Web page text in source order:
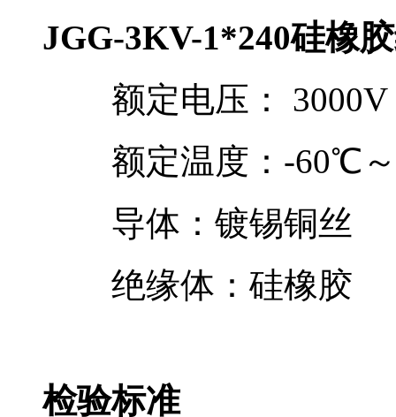
JGG-3KV-1*240硅橡
额定电压： 3000V
额定温度：-60℃
导体：镀锡铜丝
绝缘体：硅橡胶
检验标准